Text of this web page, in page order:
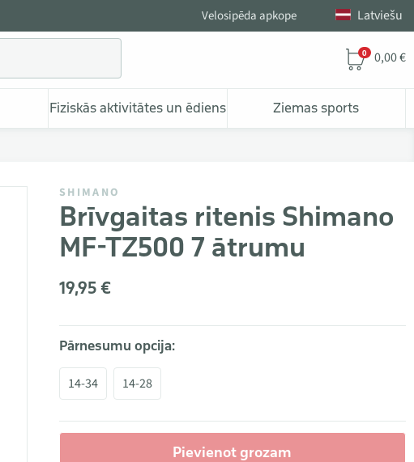
Velosipēda apkope Latviešu
0 0,00 €
Fiziskās aktivitātes un ēdiens Ziemas sports
SHIMANO
Brīvgaitas ritenis Shimano
MF-TZ500 7 ātrumu
19,95 €
Pārnesumu opcija:
14-34 14-28
Pievienot grozam